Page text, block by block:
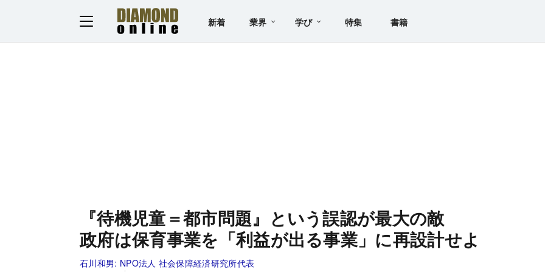
新着 業界 学び 特集 書籍
『待機児童＝都市問題』という誤認が最大の敵
政府は保育事業を「利益が出る事業」に再設計せよ
石川和男: NPO法人 社会保障経済研究所代表